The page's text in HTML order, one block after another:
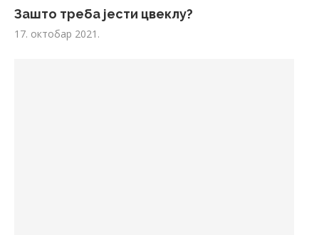
Зашто треба јести цвеклу?
17. октобар 2021.